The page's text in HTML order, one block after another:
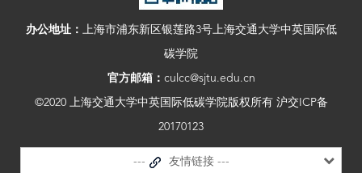
办公地址： 上海市浦东新区银莲路3号上海交通大学中英国际低
碳学院
官方邮箱： culcc@sjtu.edu.cn
©2020 上海交通大学中英国际低碳学院版权所有 沪交ICP备
20170123
--- 友情链接 ---